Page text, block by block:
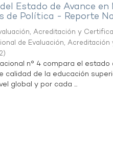
Estado de Avance
de Política - Reporte
Acreditación y
de Evaluación,
)
n° 4 compara el
calidad de la educación
global y por cada ...